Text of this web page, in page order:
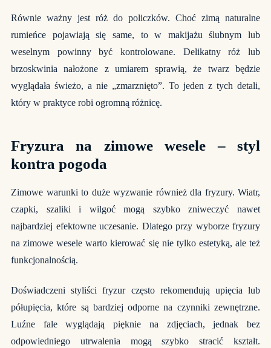
Równie ważny jest róż do policzków. Choć zimą naturalne
rumieńce pojawiają się same, to w makijażu ślubnym lub
weselnym powinny być kontrolowane. Delikatny róż lub
brzoskwinia nałożone z umiarem sprawią, że twarz będzie
wyglądała świeżo, a nie „zmarznięto”. To jeden z tych detali,
który w praktyce robi ogromną różnicę.
Fryzura na zimowe wesele – styl
kontra pogoda
Zimowe warunki to duże wyzwanie również dla fryzury. Wiatr,
czapki, szaliki i wilgoć mogą szybko zniweczyć nawet
najbardziej efektowne uczesanie. Dlatego przy wyborze fryzury
na zimowe wesele warto kierować się nie tylko estetyką, ale też
funkcjonalnością.
Doświadczeni styliści fryzur często rekomendują upięcia lub
półupięcia, które są bardziej odporne na czynniki zewnętrzne.
Luźne fale wyglądają pięknie na zdjęciach, jednak bez
odpowiedniego utrwalenia mogą szybko stracić kształt.